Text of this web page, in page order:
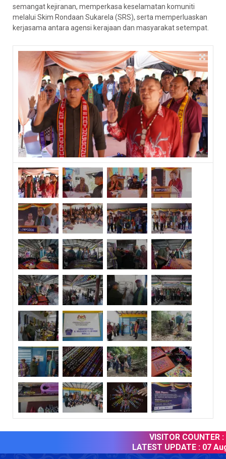
semangat kejiranan, memperkasa keselamatan komuniti
melalui Skim Rondaan Sukarela (SRS), serta memperluaskan
kerjasama antara agensi kerajaan dan masyarakat setempat.
VISITOR COUNTER :
LATEST UPDATE : 07